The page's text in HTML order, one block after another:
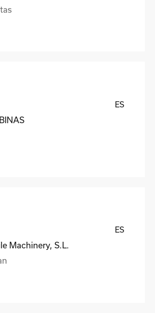
ES
ES
Machinery, S.L.